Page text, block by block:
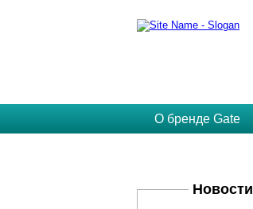
О бренде Gate
Новости